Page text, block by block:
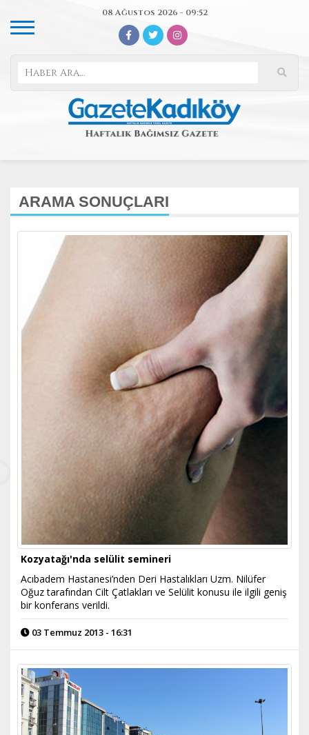
08 Ağustos 2026 - 09:52
ARAMA SONUÇLARI
Kozyatağı'nda selülit semineri
Acıbadem Hastanesi’nden Deri Hastalıkları Uzm. Nilüfer
Oğuz tarafından Cilt Çatlakları ve Selülit konusu ile ilgili geniş
bir konferans verildi.
03 Temmuz 2013 - 16:31